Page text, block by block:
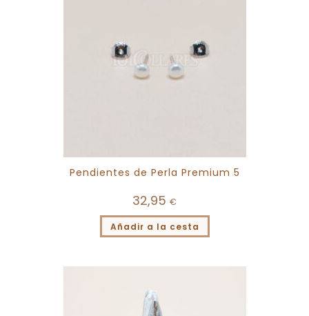
Pendientes de Perla Premium 5
32,95 €
Añadir a la cesta